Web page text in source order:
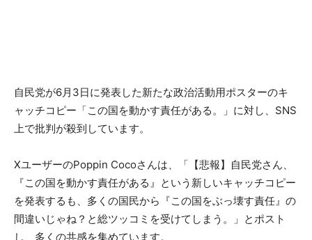
自民党が6月3日に発表した新たな政治活動用ポスターのキ
ャッチコピー「この国を動かす責任がある。」に対し、SNS
上で批判が殺到しています。
XユーザーのPoppin Cocoさんは、「【悲報】自民党さん、
『この国を動かす責任がある』という新しいキャッチコピー
を発表するも、多くの国民から『この国をぶっ壊す責任』の
間違いじゃね？と総ツッコミを受けてしまう。」とポスト
し、多くの共感を集めています。